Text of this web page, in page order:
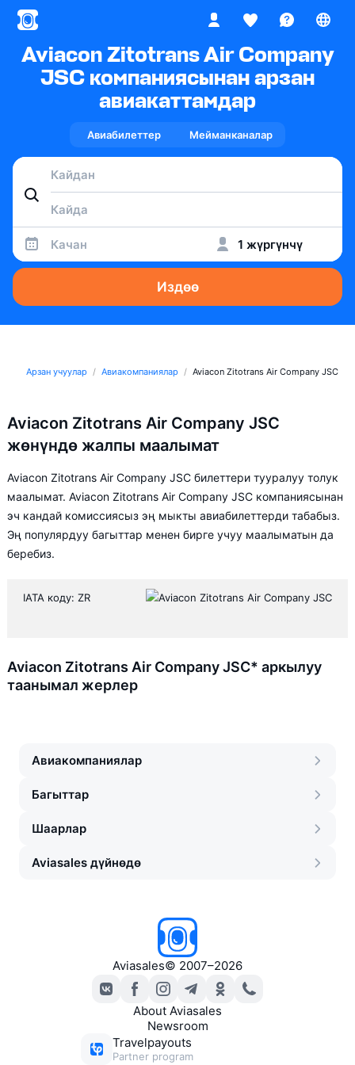
Aviacon Zitotrans Air Company
JSC компаниясынан арзан
авиакаттамдар
Авиабилеттер Мейманканалар
Качан 1 жүргүнчү
Издөө
Арзан учуулар Авиакомпаниялар Aviacon Zitotrans Air Company JSC
Aviacon Zitotrans Air Company JSC
жөнүндө жалпы маалымат
Aviacon Zitotrans Air Company JSC билеттери тууралуу толук
маалымат. Aviacon Zitotrans Air Company JSC компаниясынан
эч кандай комиссиясыз эң мыкты авиабилеттерди табабыз.
Эң популярдуу багыттар менен бирге учуу маалыматын да
беребиз.
IATA коду: ZR
Aviacon Zitotrans Air Company JSC* аркылуу
таанымал жерлер
Авиакомпаниялар
Багыттар
Шаарлар
Aviasales дүйнөдө
Aviasales© 2007–2026
About Aviasales
Newsroom
Travelpayouts
Partner program